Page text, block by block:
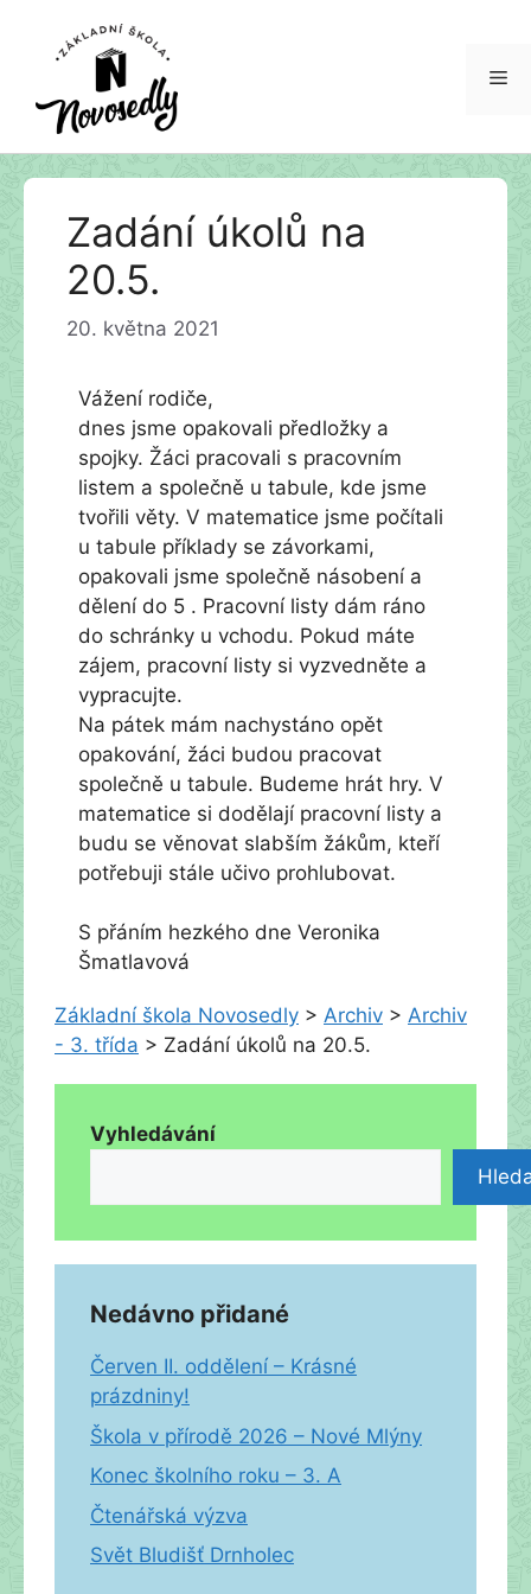
Přeskočit
Zadání úkolů na
20.5.
20. května 2021
Vážení rodiče,
dnes jsme opakovali předložky a
spojky. Žáci pracovali s pracovním
listem a společně u tabule, kde jsme
tvořili věty. V matematice jsme počítali
u tabule příklady se závorkami,
opakovali jsme společně násobení a
dělení do 5 . Pracovní listy dám ráno
do schránky u vchodu. Pokud máte
zájem, pracovní listy si vyzvedněte a
vypracujte.
Na pátek mám nachystáno opět
opakování, žáci budou pracovat
společně u tabule. Budeme hrát hry. V
matematice si dodělají pracovní listy a
budu se věnovat slabším žákům, kteří
potřebuji stále učivo prohlubovat.
S přáním hezkého dne Veronika
Šmatlavová
Základní škola Novosedly > Archiv > Archiv
- 3. třída > Zadání úkolů na 20.5.
Vyhledávání
Nedávno přidané
Červen II. oddělení – Krásné
prázdniny!
Škola v přírodě 2026 – Nové Mlýny
Konec školního roku – 3. A
Čtenářská výzva
Svět Bludišť Drnholec